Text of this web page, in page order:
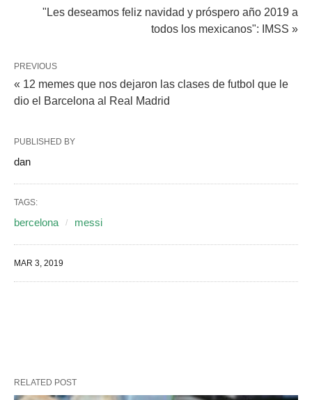
"Les deseamos feliz navidad y próspero año 2019 a
todos los mexicanos": IMSS »
PREVIOUS
« 12 memes que nos dejaron las clases de futbol que le
dio el Barcelona al Real Madrid
PUBLISHED BY
dan
TAGS:
bercelona messi
MAR 3, 2019
RELATED POST